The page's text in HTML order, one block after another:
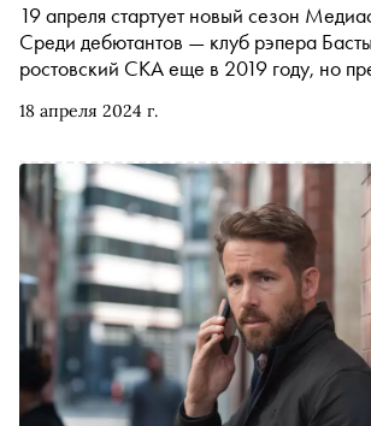
18 апреля 2024 г.
19 апреля стартует новый сезон
Среди дебютантов — клуб рэпера
ростовский СКА еще в 2019 году, но
командой — давний тренд среди звезд
актеров, музыкантов и прочих
футбольных клубов